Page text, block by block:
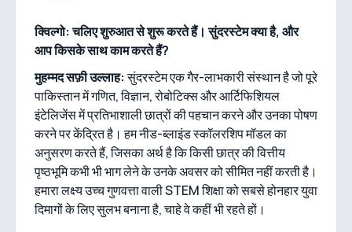
क्विल्गो: चलिए शुरुआत से शुरू करते हैं। सुंदरस्टेम क्या है, और
आप किसके साथ काम करते हैं?
मुहम्मद सफ़ी उल्लाह:सुंदरस्टेम एक गैर-लाभकारी संस्थान है जो पूरे
पाकिस्तान में गणित, विज्ञान, रोबोटिक्स और आर्टिफिशियल
इंटेलिजेंस में प्रतिभाशाली छात्रों की पहचान करने और उनका पोषण
करने पर केंद्रित है। हम नीड-ब्लाइंड स्कॉलरशिप मॉडल का
अनुसरण करते हैं, जिसका अर्थ है कि किसी छात्र की वित्तीय
पृष्ठभूमि कभी भी भाग लेने के उनके अवसर को सीमित नहीं करती है।
हमारा लक्ष्य उच्च गुणवत्ता वाली STEM शिक्षा को सबसे होनहार युवा
दिमागों के लिए सुलभ बनाना है, चाहे वे कहीं भी रहते हों।